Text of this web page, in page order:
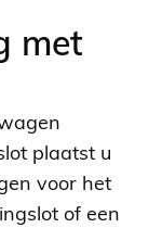
met
plaatst u
voor het
of een